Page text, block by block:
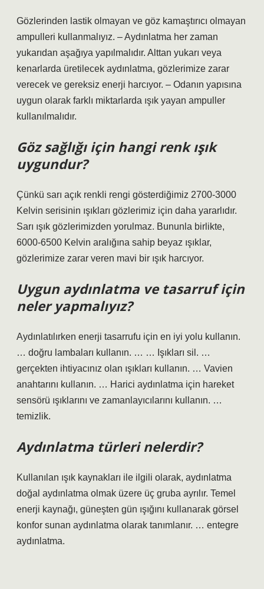
Gözlerinden lastik olmayan ve göz kamaştırıcı olmayan
ampulleri kullanmalıyız. – Aydınlatma her zaman
yukarıdan aşağıya yapılmalıdır. Alttan yukarı veya
kenarlarda üretilecek aydınlatma, gözlerimize zarar
verecek ve gereksiz enerji harcıyor. – Odanın yapısına
uygun olarak farklı miktarlarda ışık yayan ampuller
kullanılmalıdır.
Göz sağlığı için hangi renk ışık
uygundur?
Çünkü sarı açık renkli rengi gösterdiğimiz 2700-3000
Kelvin serisinin ışıkları gözlerimiz için daha yararlıdır.
Sarı ışık gözlerimizden yorulmaz. Bununla birlikte,
6000-6500 Kelvin aralığına sahip beyaz ışıklar,
gözlerimize zarar veren mavi bir ışık harcıyor.
Uygun aydınlatma ve tasarruf için
neler yapmalıyız?
Aydınlatılırken enerji tasarrufu için en iyi yolu kullanın.
… doğru lambaları kullanın. … … Işıkları sil. …
gerçekten ihtiyacınız olan ışıkları kullanın. … Vavien
anahtarını kullanın. … Harici aydınlatma için hareket
sensörü ışıklarını ve zamanlayıcılarını kullanın. …
temizlik.
Aydınlatma türleri nelerdir?
Kullanılan ışık kaynakları ile ilgili olarak, aydınlatma
doğal aydınlatma olmak üzere üç gruba ayrılır. Temel
enerji kaynağı, güneşten gün ışığını kullanarak görsel
konfor sunan aydınlatma olarak tanımlanır. … entegre
aydınlatma.